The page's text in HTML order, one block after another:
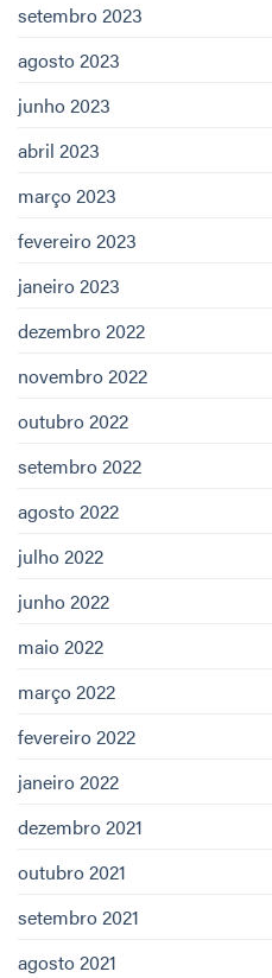
setembro 2023
agosto 2023
junho 2023
abril 2023
março 2023
fevereiro 2023
janeiro 2023
dezembro 2022
novembro 2022
outubro 2022
setembro 2022
agosto 2022
julho 2022
junho 2022
maio 2022
março 2022
fevereiro 2022
janeiro 2022
dezembro 2021
outubro 2021
setembro 2021
agosto 2021